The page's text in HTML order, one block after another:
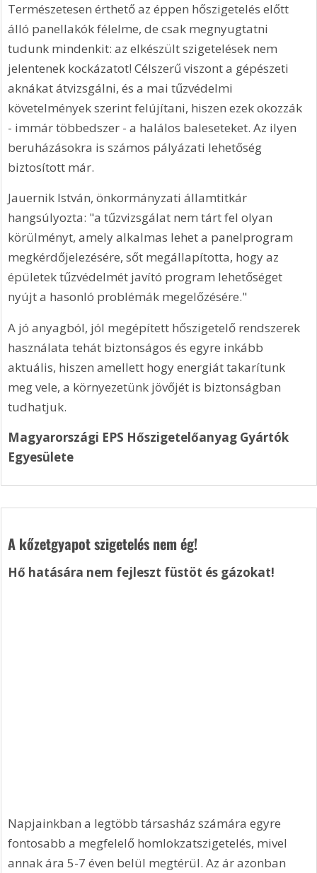
Természetesen érthető az éppen hőszigetelés előtt
álló panellakók félelme, de csak megnyugtatni
tudunk mindenkit: az elkészült szigetelések nem
jelentenek kockázatot! Célszerű viszont a gépészeti
aknákat átvizsgálni, és a mai tűzvédelmi
követelmények szerint felújítani, hiszen ezek okozzák
- immár többedszer - a halálos baleseteket. Az ilyen
beruházásokra is számos pályázati lehetőség
biztosított már.
Jauernik István, önkormányzati államtitkár
hangsúlyozta: "a tűzvizsgálat nem tárt fel olyan
körülményt, amely alkalmas lehet a panelprogram
megkérdőjelezésére, sőt megállapította, hogy az
épületek tűzvédelmét javító program lehetőséget
nyújt a hasonló problémák megelőzésére."
A jó anyagból, jól megépített hőszigetelő rendszerek
használata tehát biztonságos és egyre inkább
aktuális, hiszen amellett hogy energiát takarítunk
meg vele, a környezetünk jövőjét is biztonságban
tudhatjuk.
Magyarországi EPS Hőszigetelőanyag Gyártók
Egyesülete
A kőzetgyapot szigetelés nem ég!
Hő hatására nem fejleszt füstöt és gázokat!
Napjainkban a legtöbb társasház számára egyre
fontosabb a megfelelő homlokzatszigetelés, mivel
annak ára 5-7 éven belül megtérül. Az ár azonban